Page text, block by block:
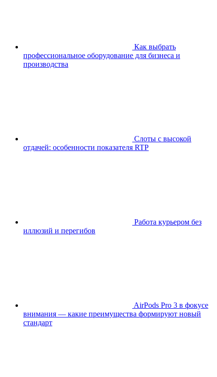
Как выбрать
профессиональное оборудование для бизнеса и
производства
Слоты с высокой
отдачей: особенности показателя RTP
Работа курьером без
иллюзий и перегибов
AirPods Pro 3 в фокусе
внимания — какие преимущества формируют новый
стандарт